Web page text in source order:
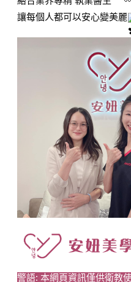
讓每個人都可以安心變美麗
警語: 本網頁資訊僅供衛教